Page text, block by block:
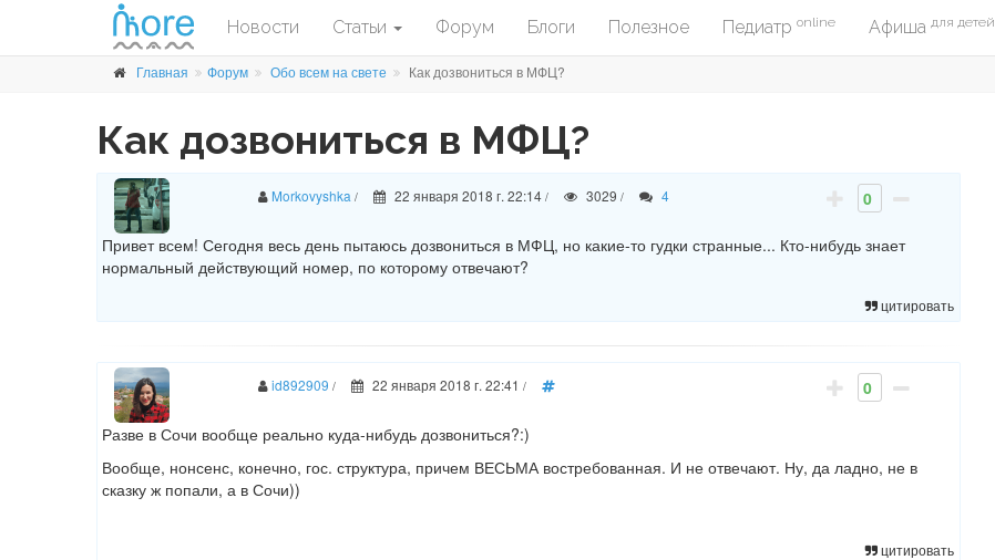
Новости Статьи Форум Блоги Полезное Педиатр online Афиша для детей
Главная Форум Обо всем на свете Как дозвониться в МФЦ?
Как дозвониться в МФЦ?
Morkovyshka / 22 января 2018 г. 22:14 / 3029 / 4 0
Привет всем! Сегодня весь день пытаюсь дозвониться в МФЦ, но какие-то гудки странные... Кто-нибудь знает
нормальный действующий номер, по которому отвечают?
цитировать
id892909 / 22 января 2018 г. 22:41 / 0
Разве в Сочи вообще реально куда-нибудь дозвониться?:)
Вообще, нонсенс, конечно, гос. структура, причем ВЕСЬМА востребованная. И не отвечают. Ну, да ладно, не в
сказку ж попали, а в Сочи))
цитировать